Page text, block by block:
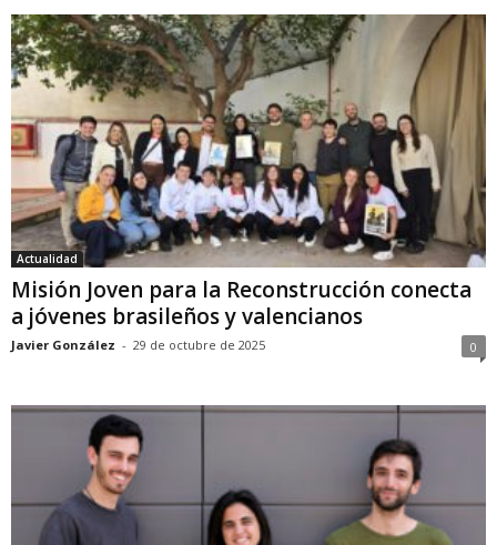
Actualidad
Misión Joven para la Reconstrucción conecta
a jóvenes brasileños y valencianos
Javier González - 29 de octubre de 2025 0